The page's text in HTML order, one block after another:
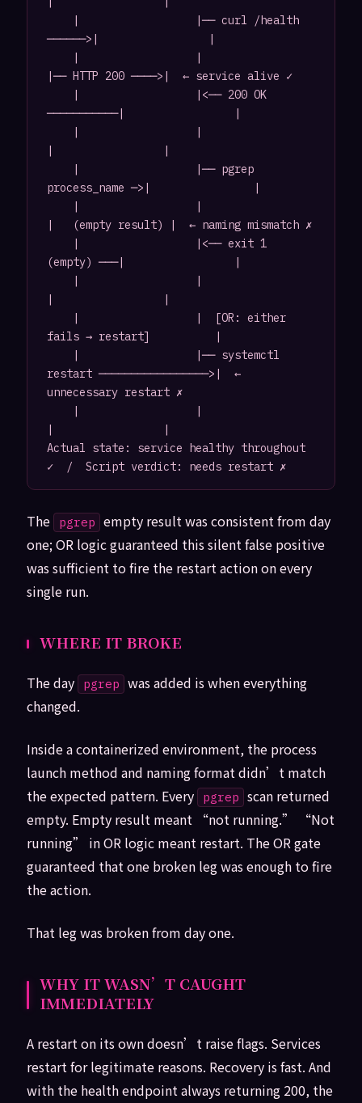
──────>|                 |
|── HTTP 200 ────>|  ← service alive ✓
───────────|                 |
process_name ─>|                |
|   (empty result) |  ← naming mismatch ✗
(empty) ───|                 |
fails → restart]          |
restart ─────────────────>|  ←
unnecessary restart ✗
Actual state: service healthy throughout
✓  /  Script verdict: needs restart ✗
The pgrep empty result was consistent from day
one; OR logic guaranteed this silent false positive
was sufficient to fire the restart action on every
single run.
WHERE IT BROKE
The day pgrep was added is when everything
changed.
Inside a containerized environment, the process
launch method and naming format didn’t match
the expected pattern. Every
pgrep scan returned
empty. Empty result meant “not running.” “Not
running” in OR logic meant restart. The OR gate
guaranteed that one broken leg was enough to fire
the action.
That leg was broken from day one.
WHY IT WASN’T CAUGHT
IMMEDIATELY
A restart on its own doesn’t raise flags. Services
restart for legitimate reasons. Recovery is fast. And
with the health endpoint always returning 200, the